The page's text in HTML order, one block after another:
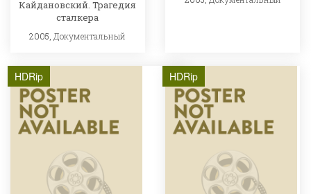
Кайдановский. Трагедия
сталкера
2005, Документальный
HDRip HDRip